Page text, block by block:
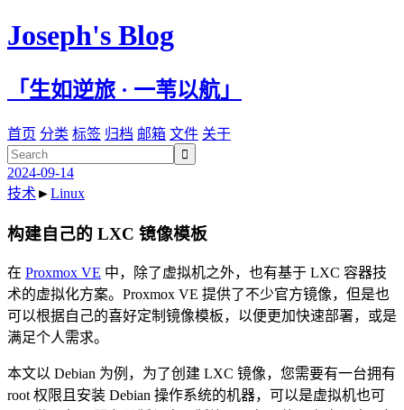
Joseph's Blog
「生如逆旅 · 一苇以航」
首页 分类 标签 归档 邮箱 文件 关于

2024-09-14
技术►Linux
构建自己的 LXC 镜像模板
在 Proxmox VE 中，除了虚拟机之外，也有基于 LXC 容器技
术的虚拟化方案。Proxmox VE 提供了不少官方镜像，但是也
可以根据自己的喜好定制镜像模板，以便更加快速部署，或是
满足个人需求。
本文以 Debian 为例，为了创建 LXC 镜像，您需要有一台拥有
root 权限且安装 Debian 操作系统的机器，可以是虚拟机也可